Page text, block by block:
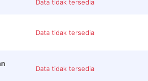
Data tidak tersedia
Data tidak tersedia
Data tidak tersedia